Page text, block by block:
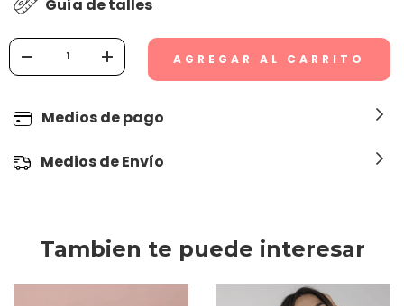
Guía de talles
Medios de pago
Medios de Envío
Tambien te puede interesar